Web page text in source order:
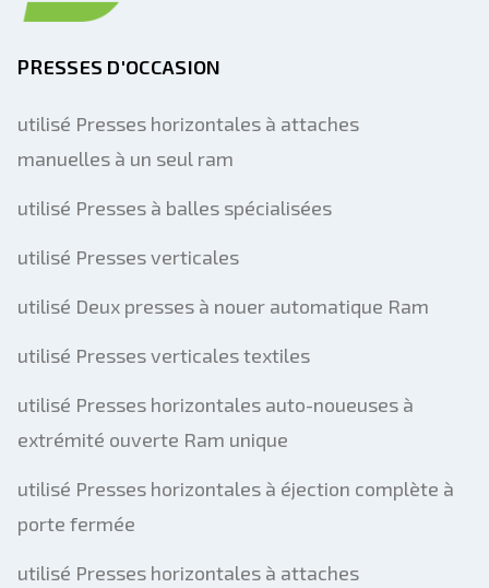
PRESSES D'OCCASION
utilisé Presses horizontales à attaches
manuelles à un seul ram
utilisé Presses à balles spécialisées
utilisé Presses verticales
utilisé Deux presses à nouer automatique Ram
utilisé Presses verticales textiles
utilisé Presses horizontales auto-noueuses à
extrémité ouverte Ram unique
utilisé Presses horizontales à éjection complète à
porte fermée
utilisé Presses horizontales à attaches